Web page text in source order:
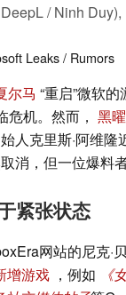
DeepL / Ninh Duy),
Leaks / Rumors
尔马 “重启”微软
危机。然而， 黑
人克里斯·阿维隆
消，但一位爆料
紧张状态
网站的尼克·
增游戏 ，例如
《